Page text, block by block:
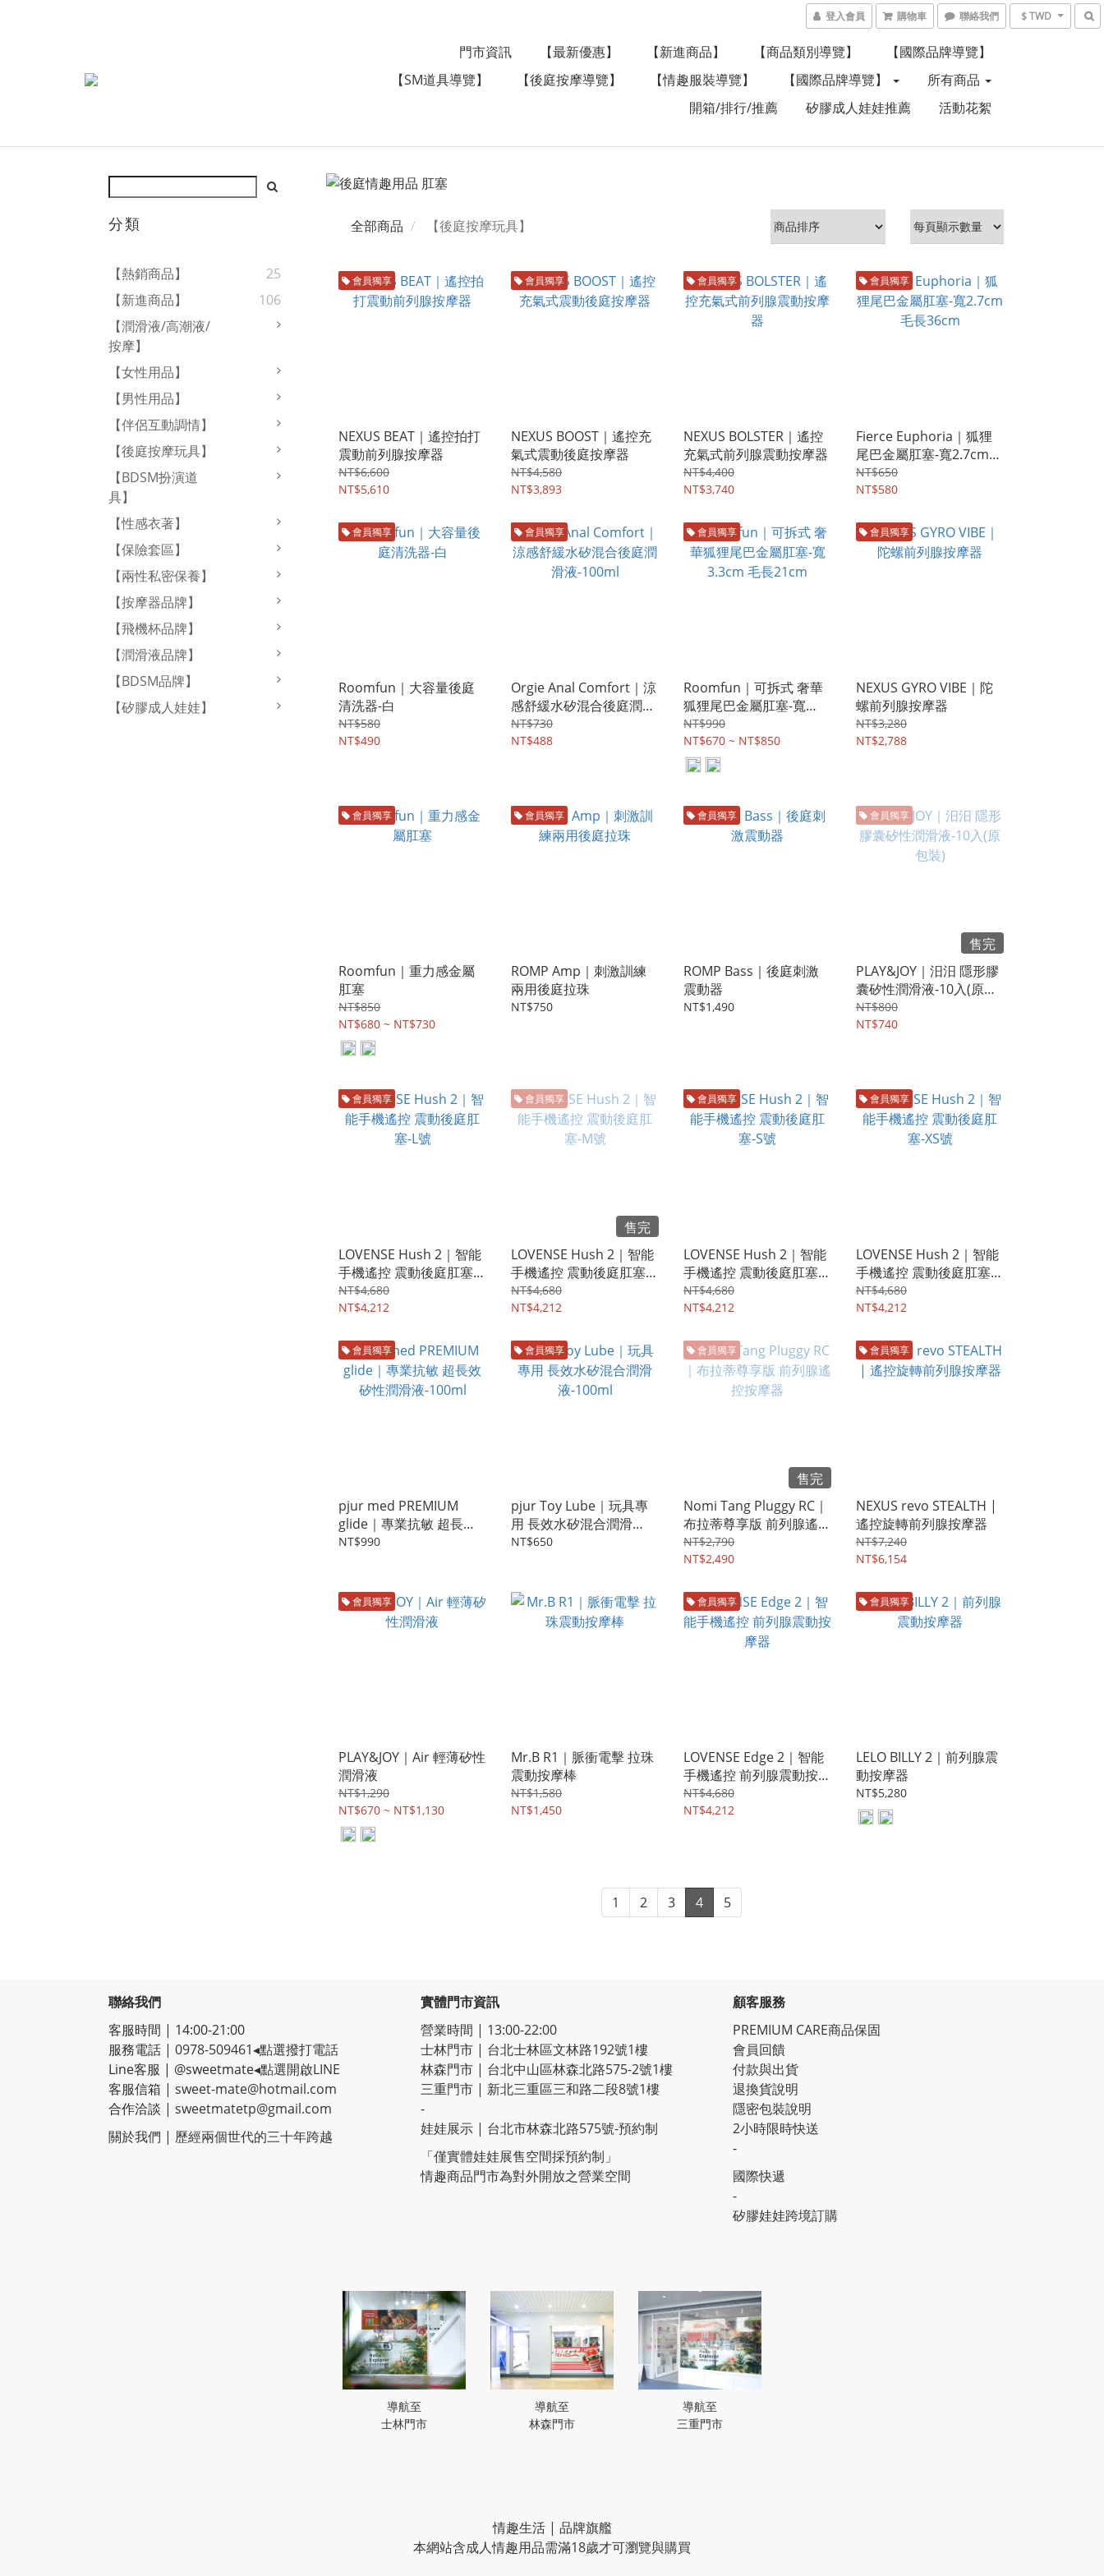
登入會員 購物車 聯絡我們 $ TWD
門市資訊 【最新優惠】 【新進商品】 【商品類別導覽】
【國際品牌導覽】
【SM道具導覽】
【後庭按摩導覽】 【情趣服裝導覽】 【國際品牌導覽】
所有商品
開箱/排行/推薦
矽膠成人娃娃推薦 活動花絮
分類
【熱銷商品】
25
【新進商品】
106
【潤滑液/高潮液/
按摩】
【女性用品】
【男性用品】
【伴侶互動調情】
【後庭按摩玩具】
【BDSM扮演道
具】
【性感衣著】
【保險套區】
【兩性私密保養】
【按摩器品牌】
【飛機杯品牌】
【潤滑液品牌】
【BDSM品牌】
【矽膠成人娃娃】
全部商品 【後庭按摩玩具】
會員獨享
NEXUS BEAT｜遙控拍打
震動前列腺按摩器
NT$6,600
NT$5,610
會員獨享
NEXUS BOOST｜遙控充
氣式震動後庭按摩器
NT$4,580
NT$3,893
會員獨享
NEXUS BOLSTER｜遙控
充氣式前列腺震動按摩器
NT$4,400
NT$3,740
會員獨享
Fierce Euphoria｜狐狸
尾巴金屬肛塞-寬2.7cm
毛長36cm
NT$650
NT$580
會員獨享
Roomfun｜大容量後庭
清洗器-白
NT$580
NT$490
會員獨享
Orgie Anal Comfort｜涼
感舒緩水矽混合後庭潤滑
液-100ml
NT$730
NT$488
會員獨享
Roomfun｜可拆式 奢華
狐狸尾巴金屬肛塞-寬
3.3cm 毛長21cm
NT$990
NT$670 ~ NT$850
會員獨享
NEXUS GYRO VIBE｜陀
螺前列腺按摩器
NT$3,280
NT$2,788
會員獨享
Roomfun｜重力感金屬
肛塞
NT$850
NT$680 ~ NT$730
會員獨享
ROMP Amp｜刺激訓練
兩用後庭拉珠
NT$750
會員獨享
ROMP Bass｜後庭刺激
震動器
NT$1,490
會員獨享
售完
PLAY&JOY｜汨汨 隱形膠
囊矽性潤滑液-10入(原包
裝)
NT$800
NT$740
會員獨享
LOVENSE Hush 2｜智能
手機遙控 震動後庭肛塞-L
號
NT$4,680
NT$4,212
會員獨享
售完
LOVENSE Hush 2｜智能
手機遙控 震動後庭肛塞-
M號
NT$4,680
NT$4,212
會員獨享
LOVENSE Hush 2｜智能
手機遙控 震動後庭肛塞-S
號
NT$4,680
NT$4,212
會員獨享
LOVENSE Hush 2｜智能
手機遙控 震動後庭肛塞-
XS號
NT$4,680
NT$4,212
會員獨享
pjur med PREMIUM
glide｜專業抗敏 超長效
矽性潤滑液-100ml
NT$990
會員獨享
pjur Toy Lube｜玩具專
用 長效水矽混合潤滑
液-100ml
NT$650
會員獨享
售完
Nomi Tang Pluggy RC｜
布拉蒂尊享版 前列腺遙控
按摩器
NT$2,790
NT$2,490
會員獨享
NEXUS revo STEALTH |
遙控旋轉前列腺按摩器
NT$7,240
NT$6,154
會員獨享
PLAY&JOY｜Air 輕薄矽性
潤滑液
NT$1,290
NT$670 ~ NT$1,130
Mr.B R1｜脈衝電擊 拉珠
震動按摩棒
NT$1,580
NT$1,450
會員獨享
LOVENSE Edge 2｜智能
手機遙控 前列腺震動按摩
器
NT$4,680
NT$4,212
會員獨享
LELO BILLY 2｜前列腺震
動按摩器
NT$5,280
1 2 3 4 5
聯絡我們
客服時間 | 14:00-21:00
服務電話 | 0978-509461◂點選撥打電話
Line客服 | @sweetmate◂點選開啟LINE
客服信箱 | sweet-mate@hotmail.com
合作洽談 | sweetmatetp@gmail.com
關於我們 | 歷經兩個世代的三十年跨越
實體門市資訊
營業時間 | 13:00-22:00
士林門市 | 台北士林區文林路192號1樓
林森門市 | 台北中山區林森北路575-2號1樓
三重門市 | 新北三重區三和路二段8號1樓
-
娃娃展示 | 台北市林森北路575號-預約制
「僅實體娃娃展售空間採預約制」
情趣商品門市為對外開放之營業空間
顧客服務
PREMIUM CARE商品保固
會員回饋
付款與出貨
退換貨說明
隱密包裝說明
2小時限時快送
-
國際快遞
-
矽膠娃娃跨境訂購
導航至
士林門市
導航至
林森門市
導航至
三重門市
情趣生活 | 品牌旗艦
本網站含成人情趣用品需滿18歲才可瀏覽與購買